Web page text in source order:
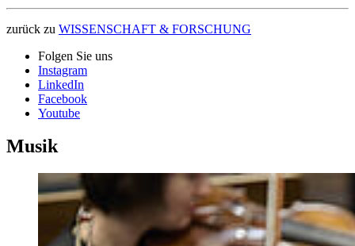
zurück zu WISSENSCHAFT & FORSCHUNG
Folgen Sie uns
Instagram
LinkedIn
Facebook
Youtube
Musik